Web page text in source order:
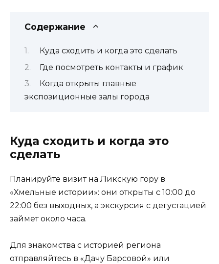
Содержание
Куда сходить и когда это сделать
Где посмотреть контакты и график
Когда открыты главные
экспозиционные залы города
Куда сходить и когда это
сделать
Планируйте визит на Ликскую гору в
«Хмельные истории»: они открыты с 10:00 до
22:00 без выходных, а экскурсия с дегустацией
займет около часа.
Для знакомства с историей региона
отправляйтесь в «Дачу Барсовой» или